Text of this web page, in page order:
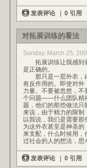
发表评论 0 引用
对拓展训练的看法
Sunday, March 25,
拓展训练让我感到备
是正确的。
那只是一层外衣，内
有反作用的。即使对外
力量。不要被忽悠，
个问题——什么团队精
题，他们的那些做法只
来说，由于精力的限制
以我说，我们是需要
为这外衣甚至是神圣
来支配，什么时候用，
过社会的人的想法，思
发表评论 0 引用